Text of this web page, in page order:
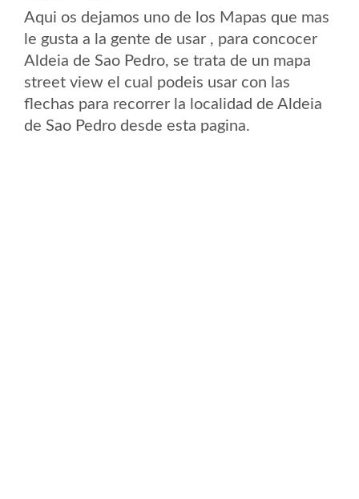
Aqui os dejamos uno de los Mapas que mas
le gusta a la gente de usar , para concocer
Aldeia de Sao Pedro, se trata de un mapa
street view el cual podeis usar con las
flechas para recorrer la localidad de Aldeia
de Sao Pedro desde esta pagina.